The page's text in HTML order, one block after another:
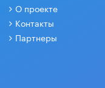
О проекте
Контакты
Партнеры